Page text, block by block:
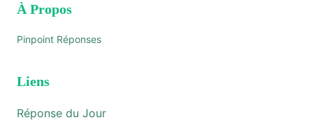
À Propos
Pinpoint Réponses
Liens
Réponse du Jour